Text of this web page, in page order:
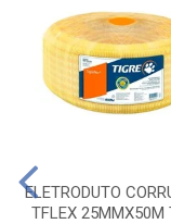
ELETRODUTO
TFLEX 25MMX50M